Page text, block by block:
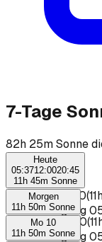
7-Tage
82h 25m Sonne
Heute
05:3712:0020:45
11h 45m Sonne
☀ 07:25– 19:10(
Sonnenaufgang
Morgen
11h 50m Sonne
☀ 07:20– 19:10(
Sonnenaufgang
Mo 10
11h 50m Sonne